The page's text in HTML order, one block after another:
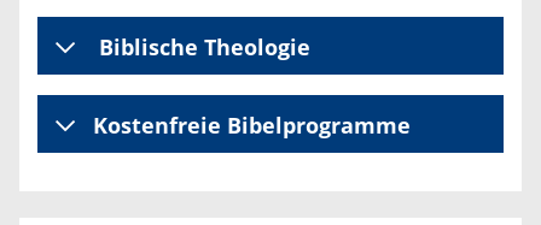
Biblische Theologie
Kostenfreie Bibelprogramme